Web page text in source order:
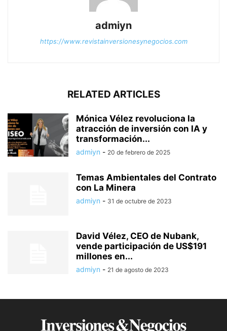
admiyn
https://www.revistainversionesynegocios.com
RELATED ARTICLES
Mónica Vélez revoluciona la
atracción de inversión con IA y
transformación...
admiyn - 20 de febrero de 2025
Temas Ambientales del Contrato
con La Minera
admiyn - 31 de octubre de 2023
David Vélez, CEO de Nubank,
vende participación de US$191
millones en...
admiyn - 21 de agosto de 2023